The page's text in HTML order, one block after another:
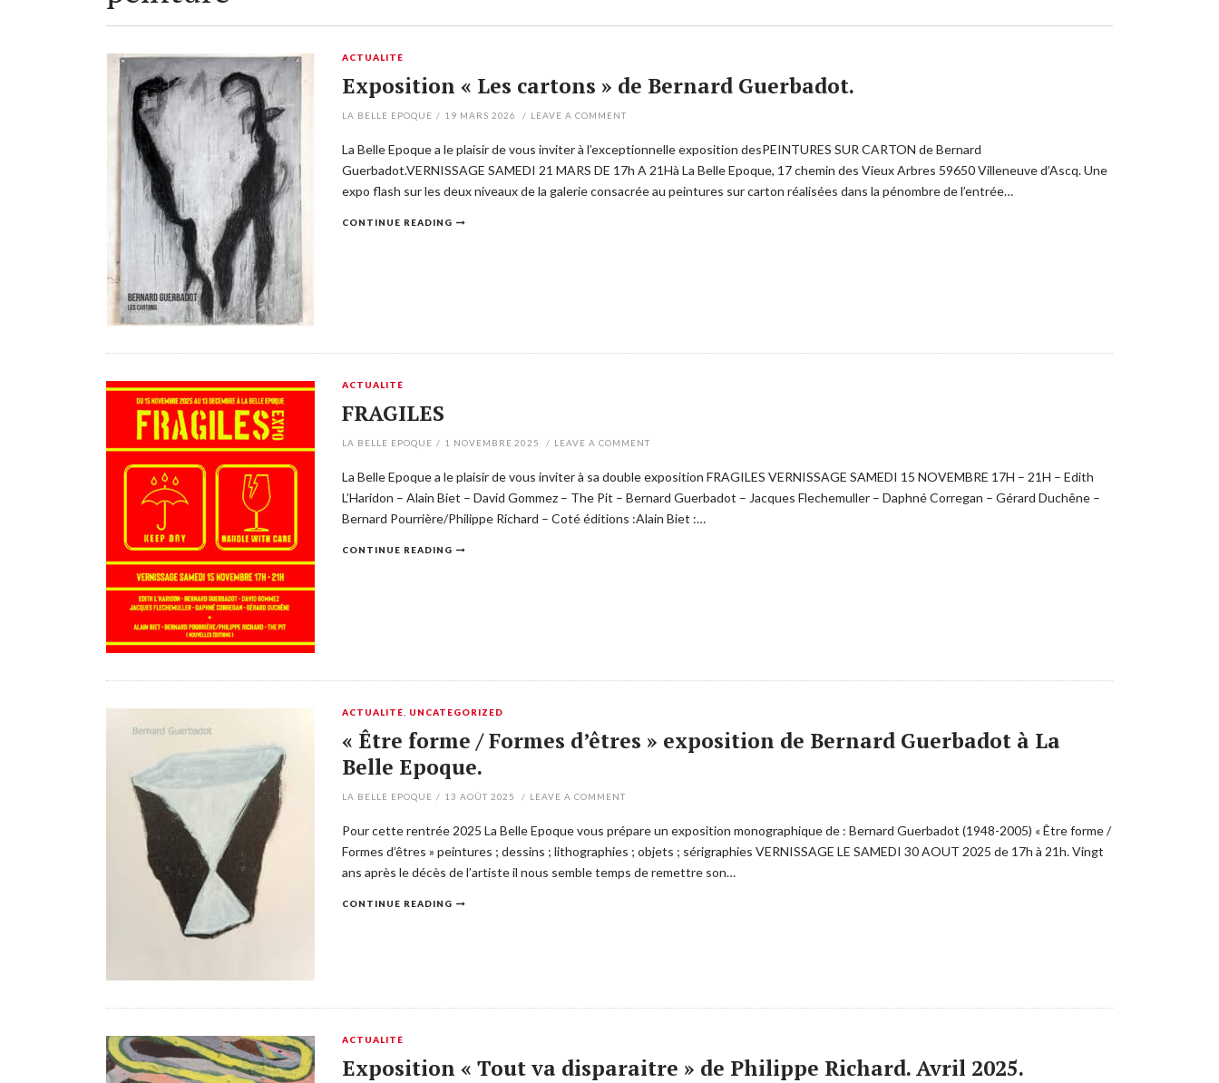
ACTUALITÉ
Exposition « Les cartons » de Bernard Guerbadot.
LA BELLE EPOQUE / 19 MARS 2026 / LEAVE A COMMENT
La Belle Epoque a le plaisir de vous inviter à l’exceptionnelle exposition desPEINTURES SUR CARTON de Bernard
Guerbadot.VERNISSAGE SAMEDI 21 MARS DE 17h A 21Hà La Belle Epoque, 17 chemin des Vieux Arbres 59650 Villeneuve d’Ascq. Une
expo flash sur les deux niveaux de la galerie consacrée au peintures sur carton réalisées dans la pénombre de l’entrée…
CONTINUE READING
ACTUALITÉ
FRAGILES
LA BELLE EPOQUE / 1 NOVEMBRE 2025 / LEAVE A COMMENT
La Belle Epoque a le plaisir de vous inviter à sa double exposition FRAGILES VERNISSAGE SAMEDI 15 NOVEMBRE 17H – 21H – Edith
L’Haridon – Alain Biet – David Gommez – The Pit – Bernard Guerbadot – Jacques Flechemuller – Daphné Corregan – Gérard Duchêne –
Bernard Pourrière/Philippe Richard – Coté éditions :Alain Biet :…
CONTINUE READING
ACTUALITÉ UNCATEGORIZED
« Être forme / Formes d’êtres » exposition de Bernard Guerbadot à La
Belle Epoque.
LA BELLE EPOQUE / 13 AOÛT 2025 / LEAVE A COMMENT
Pour cette rentrée 2025 La Belle Epoque vous prépare un exposition monographique de : Bernard Guerbadot (1948-2005) « Être forme /
Formes d’êtres » peintures ; dessins ; lithographies ; objets ; sérigraphies VERNISSAGE LE SAMEDI 30 AOUT 2025 de 17h à 21h. Vingt
ans après le décès de l’artiste il nous semble temps de remettre son…
CONTINUE READING
ACTUALITÉ
Exposition « Tout va disparaitre » de Philippe Richard. Avril 2025.